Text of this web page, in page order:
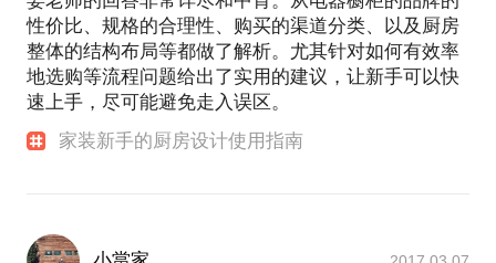
性价比、规格的合理性、购买的渠道分类、以及厨房
整体的结构布局等都做了解析。尤其针对如何有效率
地选购等流程问题给出了实用的建议，让新手可以快
速上手，尽可能避免走入误区。
家装新手的厨房设计使用指南